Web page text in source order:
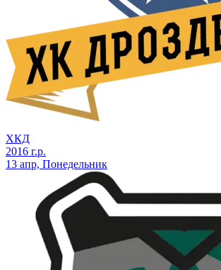
ХКД
2016 г.р.
13 апр, Понедельник